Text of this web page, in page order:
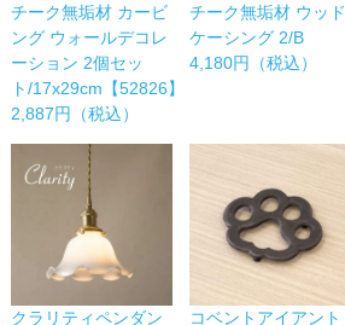
チーク無垢材 カービ
ング ウォールデコレ
ーション 2個セッ
ト/17x29cm【52826】
2,887円（税込）
チーク無垢材 ウッド
ケーシング 2/B
4,180円（税込）
クラリティペンダン
コベントアイアント